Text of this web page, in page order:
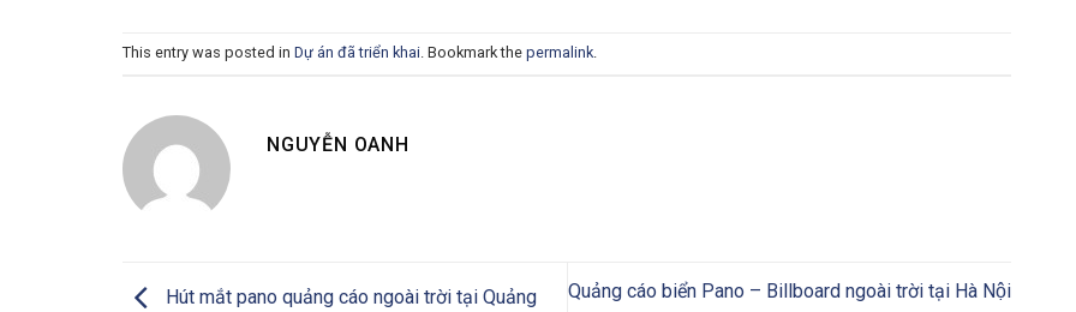
This entry was posted in Dự án đã triển khai. Bookmark the permalink.
NGUYỄN OANH
Hút mắt pano quảng cáo ngoài trời tại Quảng Quảng cáo biển Pano – Billboard ngoài trời tại Hà Nội